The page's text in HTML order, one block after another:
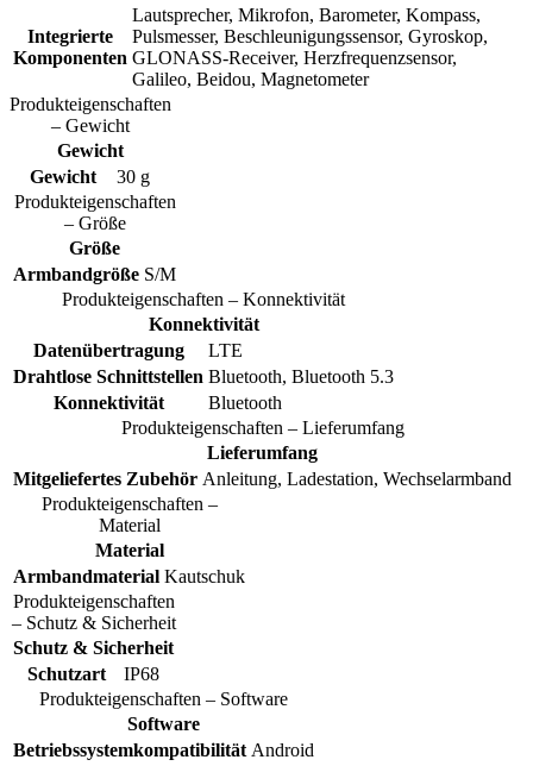
Integrierte
Komponenten
Lautsprecher, Mikrofon, Barometer, Kompass,
Pulsmesser, Beschleunigungssensor, Gyroskop,
GLONASS-Receiver, Herzfrequenzsensor,
Galileo, Beidou, Magnetometer
Produkteigenschaften
– Gewicht
Gewicht
Gewicht
30 g
Produkteigenschaften
– Größe
Größe
Armbandgröße S/M
Produkteigenschaften – Konnektivität
Konnektivität
Datenübertragung
LTE
Drahtlose Schnittstellen Bluetooth, Bluetooth 5.3
Konnektivität
Bluetooth
Produkteigenschaften – Lieferumfang
Lieferumfang
Mitgeliefertes Zubehör Anleitung, Ladestation, Wechselarmband
Produkteigenschaften –
Material
Material
Armbandmaterial Kautschuk
Produkteigenschaften
– Schutz & Sicherheit
Schutz & Sicherheit
Schutzart
IP68
Produkteigenschaften – Software
Software
Betriebssystemkompatibilität Android